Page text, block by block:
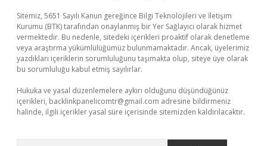
Sitemiz, 5651 Sayılı Kanun gereğince Bilgi Teknolojileri ve İletişim
Kurumu (BTK) tarafından onaylanmış bir Yer Sağlayıcı olarak hizmet
vermektedir. Bu nedenle, sitedeki içerikleri proaktif olarak denetleme
veya araştırma yükümlülüğümüz bulunmamaktadır. Ancak, üyelerimiz
yazdıkları içeriklerin sorumluluğunu taşımakta olup, siteye üye olarak
bu sorumluluğu kabul etmiş sayılırlar.
Hukuka ve yasal düzenlemelere aykırı olduğunu düşündüğünüz
içerikleri, backlinkpanelicomtr@gmail.com adresine bildirmeniz
halinde, ilgili içerikler yasal süre içerisinde sitemizden kaldırılacaktır.